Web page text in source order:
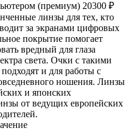
(премиум) 20300 ₽
линзы для тех, кто
за экранами цифровых
покрытие помогает
вредный для глаза
света. Очки с такими
и для работы с
ношения. Линзы
и японских
от ведущих европейских